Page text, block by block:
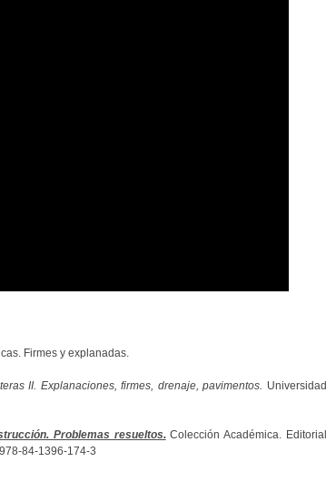
Firmes y explanadas.
II. Explanaciones, firmes, drenaje, pavimentos. Universidad
Problemas resueltos.Colección Académica. Editorial
84-1396-174-3